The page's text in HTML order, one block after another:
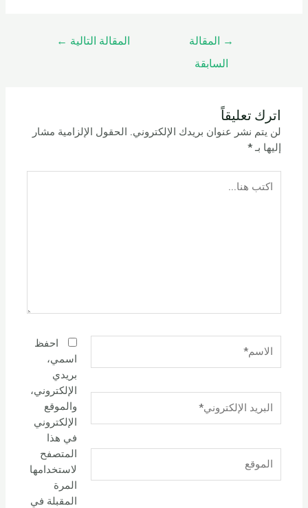
→
المقالة
السابقة
المقالة التالية ←
اترك تعليقاً
لن يتم نشر عنوان بريدك الإلكتروني. الحقول الإلزامية مشار
إليها بـ*
هنا...
الإلكتروني*
احفظ
اسمي،
بريدي
الإلكتروني،
والموقع
الإلكتروني
في هذا
المتصفح
لاستخدامها
المرة
المقبلة في